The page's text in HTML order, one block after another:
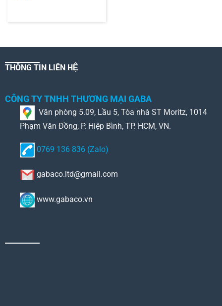
THÔNG TIN LIÊN HỆ
CÔNG TY TNHH THƯƠNG MẠI GABA
Văn phòng 5.09, Lầu 5, Tòa nhà ST Moritz, 1014
Phạm Văn Đồng, P. Hiệp Bình, TP. HCM, VN.
0769 136 836 (Zalo)
gabaco.ltd@gmail.com
www.gabaco.vn